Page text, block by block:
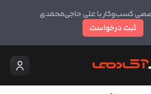
کسب‌وکار با علی حاجی‌محمدی
ثبت درخواست